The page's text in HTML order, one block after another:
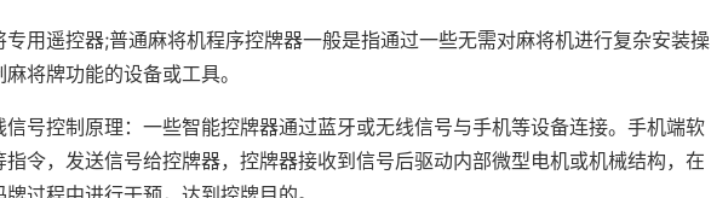
专用遥控器;普通麻将机程序控牌器一般是指通过一些无需对麻将机进行复杂安装操
将牌功能的设备或工具。
信号控制原理：一些智能控牌器通过蓝牙或无线信号与手机等设备连接。手机端软
指令，发送信号给控牌器，控牌器接收到信号后驱动内部微型电机或机械结构，在